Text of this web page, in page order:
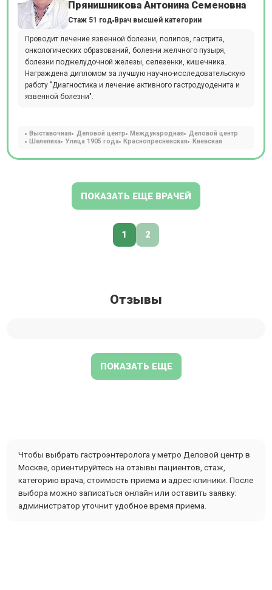
Прянишникова Антонина Семеновна
Стаж 51 год Врач высшей категории
Проводит лечение язвенной болезни, полипов, гастрита,
онкологических образований, болезни желчного пузыря,
болезни поджелудочной железы, селезенки, кишечника.
Награждена дипломом за лучшую научно-исследовательскую
работу "Диагностика и лечение активного гастродуоденита и
язвенной болезни".
Выставочная Деловой центр Международная
Деловой центр
Шелепиха
Улица 1905 года Краснопресненская Киевская
ПОКАЗАТЬ ЕЩЕ ВРАЧЕЙ
1 2
Отзывы
ПОКАЗАТЬ ЕЩЕ
Чтобы выбрать гастроэнтеролога у метро Деловой центр в
Москве, ориентируйтесь на отзывы пациентов, стаж,
категорию врача, стоимость приема и адрес клиники. После
выбора можно записаться онлайн или оставить заявку:
администратор уточнит удобное время приема.